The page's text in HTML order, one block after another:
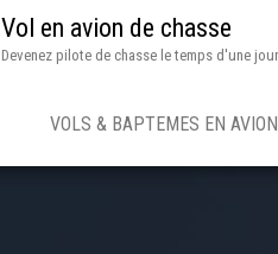
Vol en avion de chasse
Devenez pilote de chasse le temps d'une
VOLS & BAPTEMES EN